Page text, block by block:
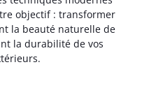
objectif : transformer
la beauté naturelle de
la durabilité de vos